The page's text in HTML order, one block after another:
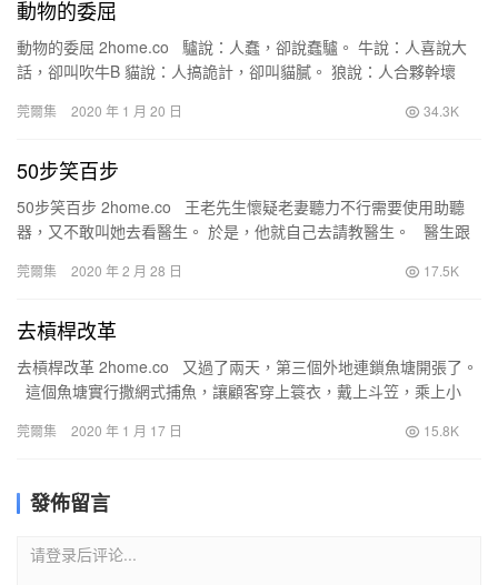
動物的委屈
動物的委屈 2home.co 驢說：人蠢，卻說蠢驢。 牛說：人喜說大
話，卻叫吹牛B 貓說：人搞詭計，卻叫貓膩。 狼說：人合夥幹壞
莞爾集 2020 年 1 月 20 日 34.3K
50步笑百步
50步笑百步 2home.co 王老先生懷疑老妻聽力不行需要使用助聽
器，又不敢叫她去看醫生。 於是，他就自己去請教醫生。 醫生跟
莞爾集 2020 年 2 月 28 日 17.5K
去槓桿改革
去槓桿改革 2home.co 又過了兩天，第三個外地連鎖魚塘開張了。
這個魚塘實行撒網式捕魚，讓顧客穿上簑衣，戴上斗笠，乘上小
莞爾集 2020 年 1 月 17 日 15.8K
發佈留言
请登录后评论...